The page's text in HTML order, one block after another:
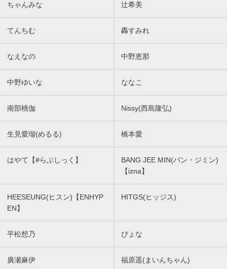
ちゃんみな 辻希美
てんちむ 轟すみれ
なえなの 中野恵那
中野ゆいな ななこ
南部桃伽 Nissy(西島隆弘)
生見愛瑠(めるる) 橋本愛
はやて【#らぶしっく】
BANG JEE MIN(バン・ジミン)
【izna】
HEESEUNG(ヒスン)【ENHYP
EN】
HITGS(ヒッジス)
平松想乃 ぴょな
廣瀬麻伊 福原遥(まいんちゃん)